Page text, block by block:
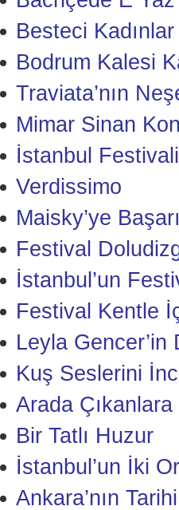
Besteci Kadınlar
Bodrum Kalesi
Traviata’nın
Mimar Sinan
İstanbul
Verdissimo
Maisky’ye
Festival
İstanbul’un
Festival Kentle
Leyla Gencer’in
Kuş Seslerini
Arada
Bir Tatlı Huzur
İstanbul’un İki
Ankara’nın